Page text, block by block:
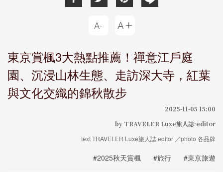
東京賞楓3大熱點推薦！禪意江戶庭
園、沉浸山林生態、走訪深大寺，紅葉
與文化交織的錦秋散步
2025-11-05 15:00
by TRAVELER Luxe旅人誌·editor
text TRAVELER Luxe旅人誌·editor ／photo 各品牌
#2025秋天賞楓 #旅行 #東京旅遊